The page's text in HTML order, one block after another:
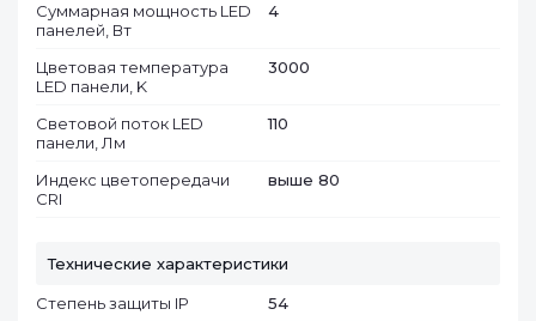
Суммарная мощность LED
панелей, Вт
4
Цветовая температура
LED панели, K
3000
Световой поток LED
панели, Лм
110
Индекс цветопередачи
CRI
выше 80
Технические характеристики
Степень защиты IP
54